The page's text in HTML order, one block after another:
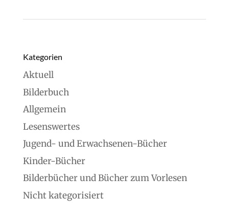
Kategorien
Aktuell
Bilderbuch
Allgemein
Lesenswertes
Jugend- und Erwachsenen-Bücher
Kinder-Bücher
Bilderbücher und Bücher zum Vorlesen
Nicht kategorisiert